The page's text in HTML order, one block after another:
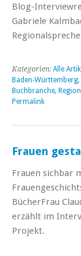
Blog-
Gabriele
Kategorien: Alle
Baden-Württemberg,
Buchbranche,
Permalink
Frauen
Frauen sichbar
BücherFrau
erzählt im
Projekt.